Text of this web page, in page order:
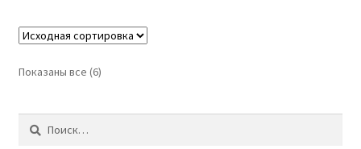
Показаны все (6)
Найти: